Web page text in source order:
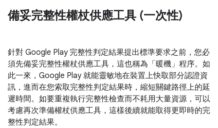
備妥完整性權杖供應工具 (一次性)
針對 Google Play 完整性判定結果提出標準要求之前，您必
須先備妥完整性權杖供應工具，這也稱為「暖機」程序。如
此一來，Google Play 就能靈敏地在裝置上快取部分認證資
訊，進而在您索取完整性判定結果時，縮短關鍵路徑上的延
遲時間。如要重複執行完整性檢查而不耗用大量資源，可以
考慮再次準備權杖供應工具，這樣後續就能取得更即時的完
整性判定結果。